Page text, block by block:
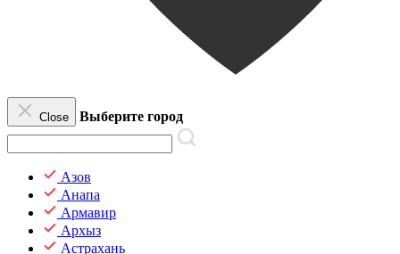
Close Выберите город
Азов
Анапа
Армавир
Архыз
Астрахань